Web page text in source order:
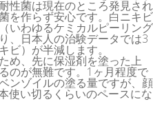
性菌は現在のところ発見され
を作らず安心です。白ニキビ
いわゆるケミカルピーリング
、日本人の治験データでは3
ビ）が半減します。
め、先に保湿剤を塗った上
のが無難です。1ヶ月程度で
ンゾイルの塗る量ですが、顔
使い切るくらいのペースにな